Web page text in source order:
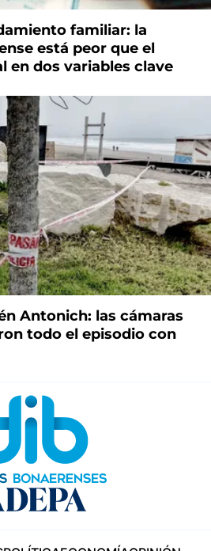
familiar: la
está peor que el
en dos variables clave
Antonich: las cámaras
todo el episodio con